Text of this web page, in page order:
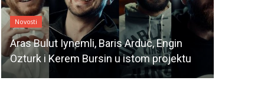
Novosti
Aras Bulut Iynemli, Baris Arduc, Engin
Ozturk i Kerem Bursin u istom projektu